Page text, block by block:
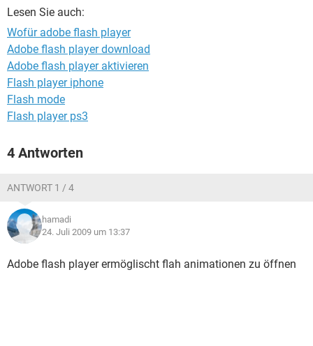
Lesen Sie auch:
Wofür adobe flash player
Adobe flash player download
Adobe flash player aktivieren
Flash player iphone
Flash mode
Flash player ps3
4 Antworten
ANTWORT 1 / 4
hamadi
24. Juli 2009 um 13:37
Adobe flash player ermöglischt flah animationen zu öffnen